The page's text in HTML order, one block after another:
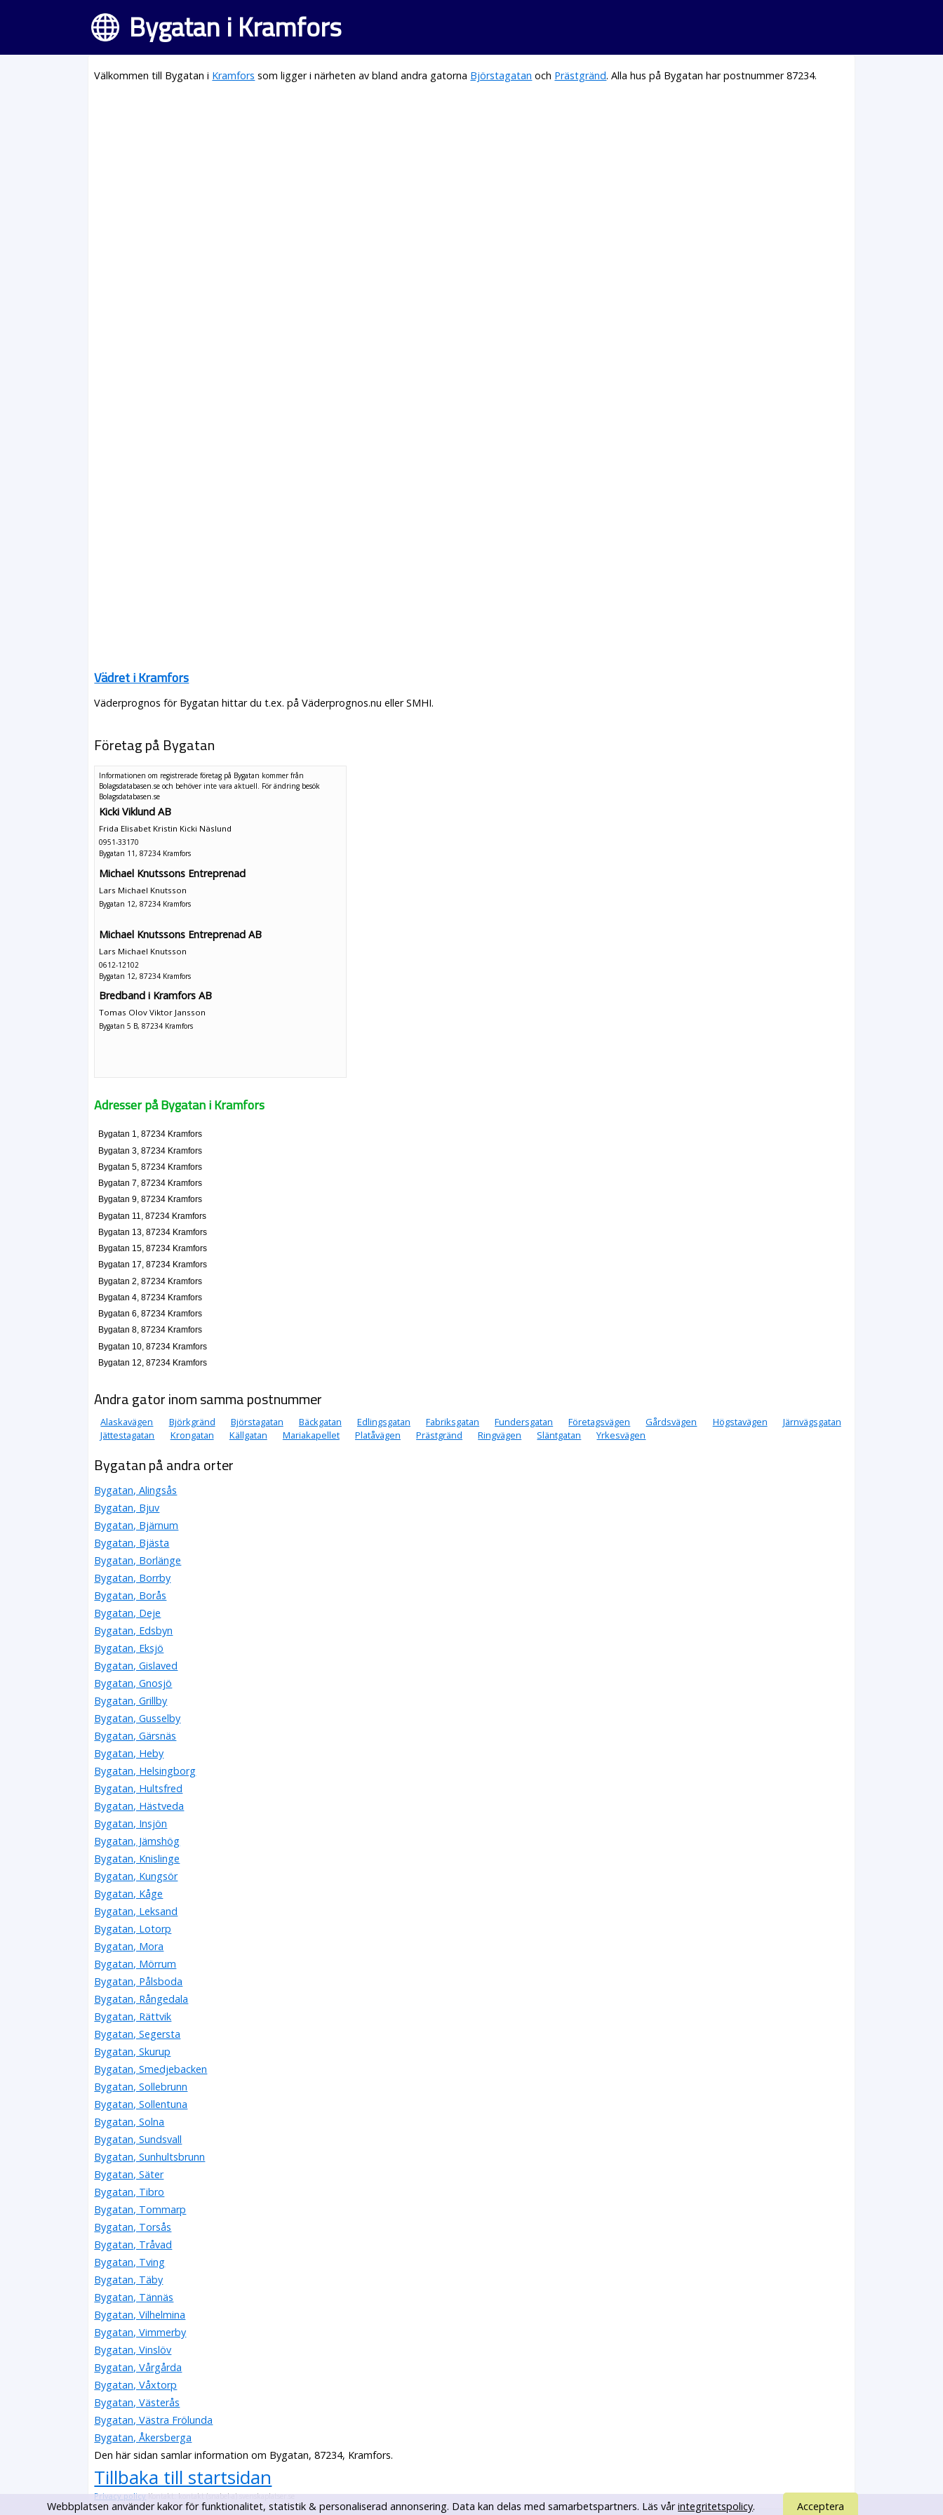
Webbplatsen använder kakor för funktionalitet, statistik & personaliserad annonsering. Data kan delas med samarbetspartners. Läs vårintegritetspolicy. Acceptera
Bygatan i Kramfors
Välkommen till Bygatan i Kramfors som ligger i närheten av bland andra gatorna Björstagatan och Prästgränd. Alla hus på Bygatan har postnummer 87234.
Vädret i Kramfors
Väderprognos för Bygatan hittar du t.ex. på Väderprognos.nu eller SMHI.
Företag på Bygatan
Informationen om registrerade företag på Bygatan kommer från
Bolagsdatabasen.se och behöver inte vara aktuell. För ändring besök
Bolagsdatabasen.se
Kicki Viklund AB
Frida Elisabet Kristin Kicki Näslund
0951-33170
Bygatan 11, 87234 Kramfors
Michael Knutssons Entreprenad
Lars Michael Knutsson
Bygatan 12, 87234 Kramfors
Michael Knutssons Entreprenad AB
Lars Michael Knutsson
0612-12102
Bygatan 12, 87234 Kramfors
Bredband i Kramfors AB
Tomas Olov Viktor Jansson
Bygatan 5 B, 87234 Kramfors
Adresser på Bygatan i Kramfors
Bygatan 1, 87234 Kramfors
Bygatan 3, 87234 Kramfors
Bygatan 5, 87234 Kramfors
Bygatan 7, 87234 Kramfors
Bygatan 9, 87234 Kramfors
Bygatan 11, 87234 Kramfors
Bygatan 13, 87234 Kramfors
Bygatan 15, 87234 Kramfors
Bygatan 17, 87234 Kramfors
Bygatan 2, 87234 Kramfors
Bygatan 4, 87234 Kramfors
Bygatan 6, 87234 Kramfors
Bygatan 8, 87234 Kramfors
Bygatan 10, 87234 Kramfors
Bygatan 12, 87234 Kramfors
Andra gator inom samma postnummer
Alaskavägen Björkgränd Björstagatan Bäckgatan Edlingsgatan Fabriksgatan Fundersgatan Företagsvägen Gårdsvägen Högstavägen
Järnvägsgatan
Jättestagatan
Krongatan Källgatan Mariakapellet Platåvägen Prästgränd Ringvägen Släntgatan Yrkesvägen
Bygatan på andra orter
Bygatan, Alingsås
Bygatan, Bjuv
Bygatan, Bjärnum
Bygatan, Bjästa
Bygatan, Borlänge
Bygatan, Borrby
Bygatan, Borås
Bygatan, Deje
Bygatan, Edsbyn
Bygatan, Eksjö
Bygatan, Gislaved
Bygatan, Gnosjö
Bygatan, Grillby
Bygatan, Gusselby
Bygatan, Gärsnäs
Bygatan, Heby
Bygatan, Helsingborg
Bygatan, Hultsfred
Bygatan, Hästveda
Bygatan, Insjön
Bygatan, Jämshög
Bygatan, Knislinge
Bygatan, Kungsör
Bygatan, Kåge
Bygatan, Leksand
Bygatan, Lotorp
Bygatan, Mora
Bygatan, Mörrum
Bygatan, Pålsboda
Bygatan, Rångedala
Bygatan, Rättvik
Bygatan, Segersta
Bygatan, Skurup
Bygatan, Smedjebacken
Bygatan, Sollebrunn
Bygatan, Sollentuna
Bygatan, Solna
Bygatan, Sundsvall
Bygatan, Sunhultsbrunn
Bygatan, Säter
Bygatan, Tibro
Bygatan, Tommarp
Bygatan, Torsås
Bygatan, Tråvad
Bygatan, Tving
Bygatan, Täby
Bygatan, Tännäs
Bygatan, Vilhelmina
Bygatan, Vimmerby
Bygatan, Vinslöv
Bygatan, Vårgårda
Bygatan, Våxtorp
Bygatan, Västerås
Bygatan, Västra Frölunda
Bygatan, Åkersberga
Den här sidan samlar information om Bygatan, 87234, Kramfors.
Tillbaka till startsidan
Privacy policyKontakt: kontakt (snabel-a) svenskaplatser.se